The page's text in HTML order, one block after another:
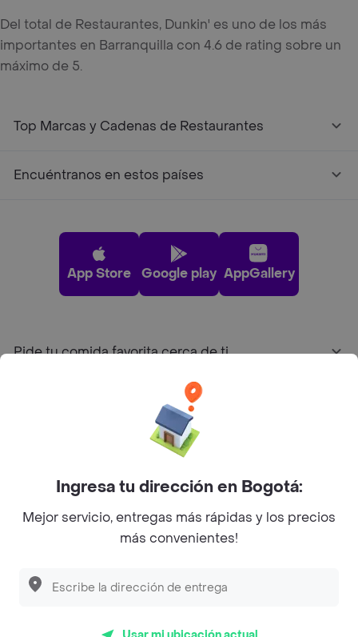
Del total de Restaurantes, Dunkin' es uno de los más
importantes en Barranquilla con 4.6 de rating sobre un
máximo de 5.
Top Marcas y Cadenas de Restaurantes
Encuéntranos en estos países
App Store Google play AppGallery
Pide tu comida favorita cerca de ti
Sobre Rappi
Facebook
Twitter
Instagram
©2026Rappi Inc. All rights reserved.
Ingresa tu dirección en Bogotá:
Mejor servicio, entregas más rápidas y los precios
más convenientes!